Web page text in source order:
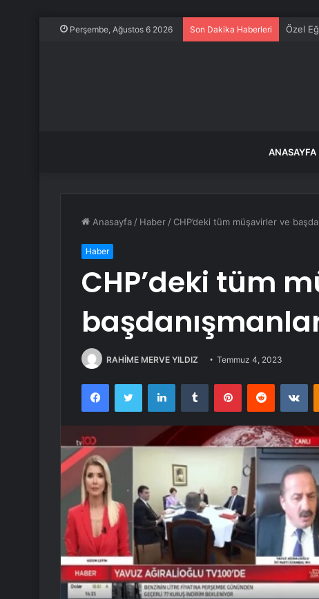
Perşembe, Ağustos 6 2026 Son Dakika Haberleri Özel
ANASAYFA
Anasayfa / Haber / CHP’deki tüm müşavirler ve
Haber
CHP’deki tüm
RAHİME MERVE YILDIZ Temmuz 4, 2023
FacebookTwitter LinkedInTumblr PinterestReddit